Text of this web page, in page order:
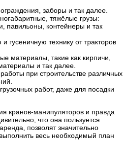
заборы и так далее.
тяжёлые грузы:
павильоны, контейнеры и так
гусеничную технику от тракторов
материалы, такие как кирпичи,
и так далее.
при строительстве различных
работ, даже для посадки
кранов-манипуляторов и правда
что она пользуется
позволят значительно
весь необходимый план